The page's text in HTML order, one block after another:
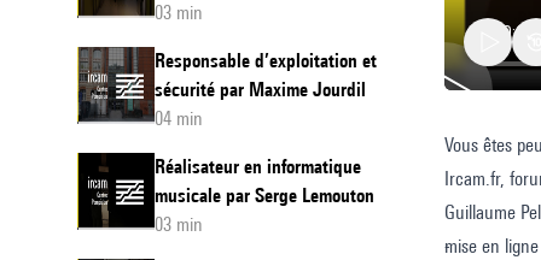
03 min
Responsable d’exploitation et
sécurité par Maxime Jourdil
04 min
Réalisateur en informatique
musicale par Serge Lemouton
03 min
Pôle
Web
par
Vous êtes
Ircam.fr,
Guillaume
mise en
-